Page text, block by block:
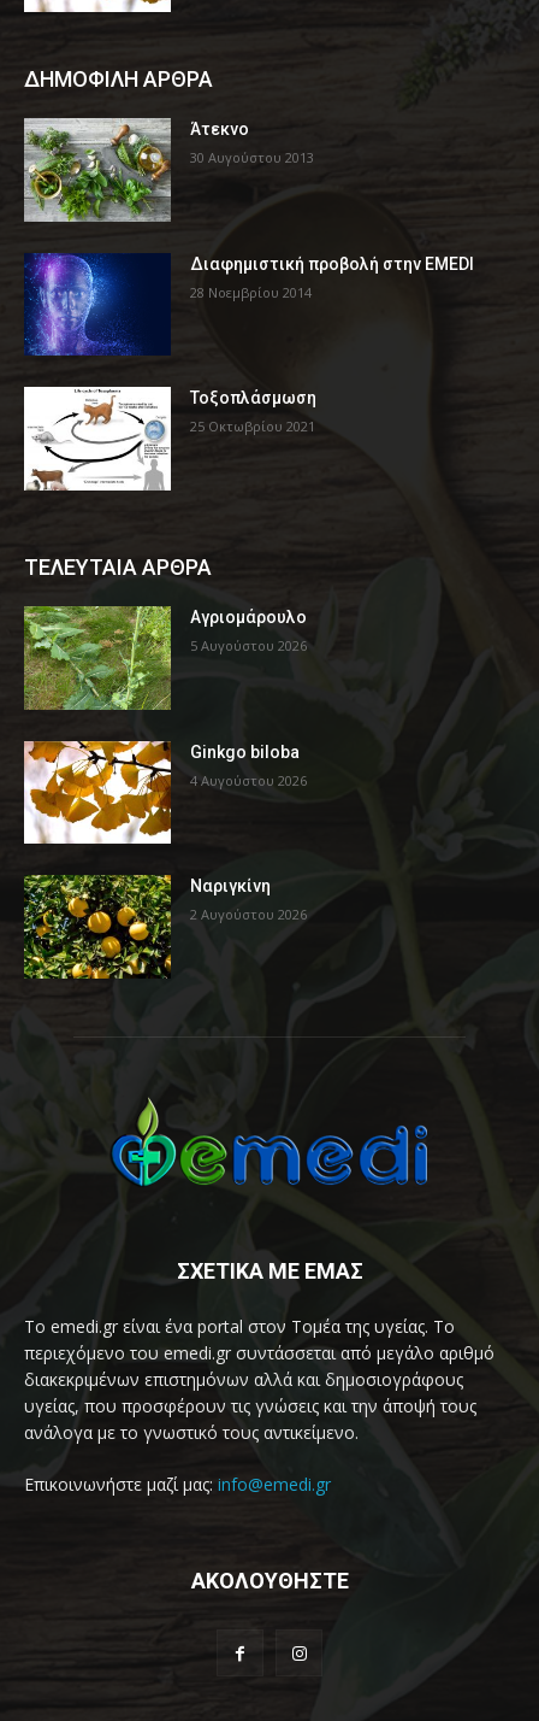
ΔΗΜΟΦΙΛΗ ΑΡΘΡΑ
Άτεκνο
30 Αυγούστου 2013
Διαφημιστική προβολή στην EMEDI
28 Νοεμβρίου 2014
Τοξοπλάσμωση
25 Οκτωβρίου 2021
ΤΕΛΕΥΤΑΙΑ ΑΡΘΡΑ
Αγριομάρουλο
5 Αυγούστου 2026
Ginkgo biloba
4 Αυγούστου 2026
Ναριγκίνη
2 Αυγούστου 2026
ΣΧΕΤΙΚΑ ΜΕ ΕΜΑΣ
Το emedi.gr είναι ένα portal στον Τομέα της υγείας. Το
περιεχόμενο του emedi.gr συντάσσεται από μεγάλο αριθμό
διακεκριμένων επιστημόνων αλλά και δημοσιογράφους
υγείας, που προσφέρουν τις γνώσεις και την άποψή τους
ανάλογα με το γνωστικό τους αντικείμενο.
Επικοινωνήστε μαζί μας: info@emedi.gr
ΑΚΟΛΟΥΘΗΣΤΕ